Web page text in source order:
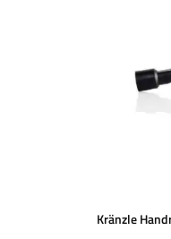
Kränzle